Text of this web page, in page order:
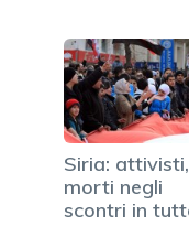
Siria:
morti negli
scontri in